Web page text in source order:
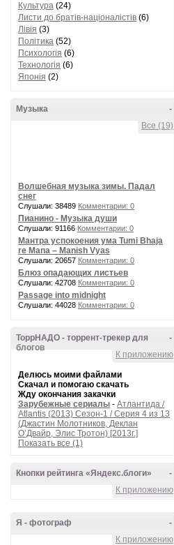
Культура (24)
Листи до братів-націоналістів (6)
Лівія (3)
Політика (52)
Психологія (6)
Технологія (6)
Японія (2)
-
Музыка
Все (19)
Волшебная музыка зимы. Падал
снег
Слушали: 38489 Комментарии: 0
Пианино - Музыка души
Слушали: 91166 Комментарии: 0
Мантра успокоения ума Tumi Bhaja
re Mana – Manish Vyas
Слушали: 20657 Комментарии: 0
Блюз опадающих листьев
Слушали: 42708 Комментарии: 0
Passage into midnight
Слушали: 44028 Комментарии: 0
-
ТоррНАДО - торрент-трекер для
блогов
К приложению
Делюсь моими файлами
Скачал и помогаю скачать
Жду окончания закачки
Зарубежные сериалы - Атлантида /
Atlantis (2013) Сезон-1 / Серия 4 из 13
(Джастин Молотников, Деклан
О’Двайр, Элис Тротон) [2013г.]
Показать все (1)
-
Кнопки рейтинга «Яндекс.блоги»
К приложению
-
Я - фотограф
К приложению